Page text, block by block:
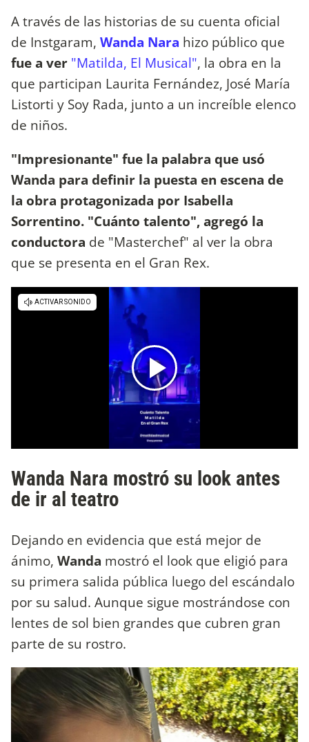
A través de las historias de su cuenta oficial
de Instgaram, Wanda Nara hizo público que
fue a ver "Matilda, El Musical", la obra en la
que participan Laurita Fernández, José María
Listorti y Soy Rada, junto a un increíble elenco
de niños.
"Impresionante" fue la palabra que usó
Wanda para definir la puesta en escena de
la obra protagonizada por Isabella
Sorrentino. "Cuánto talento", agregó la
conductora de "Masterchef" al ver la obra
que se presenta en el Gran Rex.
Wanda Nara mostró su look antes
de ir al teatro
Dejando en evidencia que está mejor de
ánimo, Wanda mostró el look que eligió para
su primera salida pública luego del escándalo
por su salud. Aunque sigue mostrándose con
lentes de sol bien grandes que cubren gran
parte de su rostro.